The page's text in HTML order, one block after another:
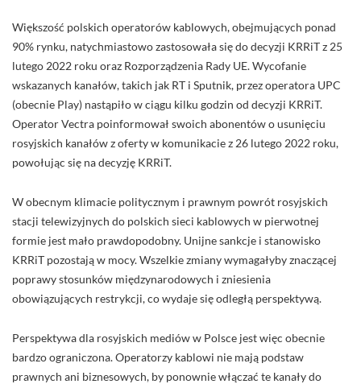
Większość polskich operatorów kablowych, obejmujących ponad
90% rynku, natychmiastowo zastosowała się do decyzji KRRiT z 25
lutego 2022 roku oraz Rozporządzenia Rady UE. Wycofanie
wskazanych kanałów, takich jak RT i Sputnik, przez operatora UPC
(obecnie Play) nastąpiło w ciągu kilku godzin od decyzji KRRiT.
Operator Vectra poinformował swoich abonentów o usunięciu
rosyjskich kanałów z oferty w komunikacie z 26 lutego 2022 roku,
powołując się na decyzję KRRiT.
W obecnym klimacie politycznym i prawnym powrót rosyjskich
stacji telewizyjnych do polskich sieci kablowych w pierwotnej
formie jest mało prawdopodobny. Unijne sankcje i stanowisko
KRRiT pozostają w mocy. Wszelkie zmiany wymagałyby znaczącej
poprawy stosunków międzynarodowych i zniesienia
obowiązujących restrykcji, co wydaje się odległą perspektywą.
Perspektywa dla rosyjskich mediów w Polsce jest więc obecnie
bardzo ograniczona. Operatorzy kablowi nie mają podstaw
prawnych ani biznesowych, by ponownie włączać te kanały do